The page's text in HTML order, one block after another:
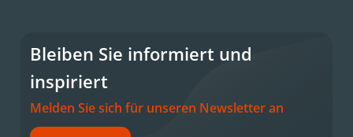
Bleiben Sie informiert und
inspiriert
Melden Sie sich für unseren Newsletter an